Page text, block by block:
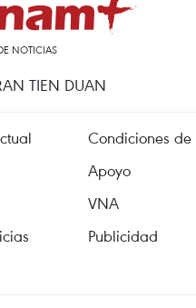
NOTICIAS
TIEN DUAN
Condiciones de
Apoyo
VNA
Publicidad